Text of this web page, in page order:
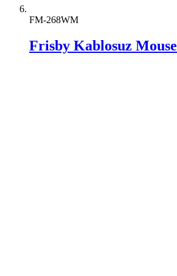
FM-268WM
Frisby Kablosuz Mouse